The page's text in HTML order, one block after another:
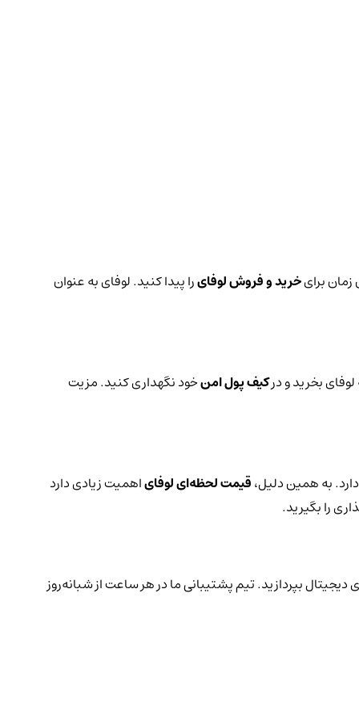
برایخرید و فروش لوفایرا پیدا کنید. لوفای به عنوان
بخرید و درکیف پول امنخود نگهداری کنید. مزیت
به همین دلیل،قیمت لحظه‌ای لوفایاهمیت زیادی دارد
را بگیرید.
دیجیتال بپردازید. تیم پشتیبانی ما در هر ساعت از شبانه‌روز